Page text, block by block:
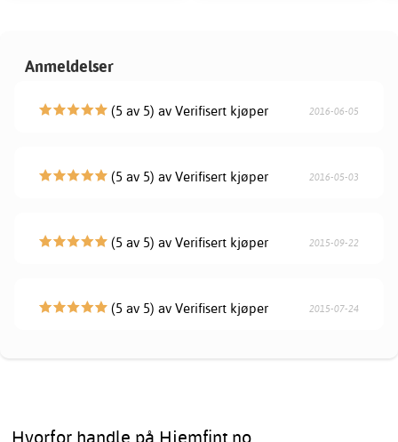
Anmeldelser
(5 av 5) av Verifisert kjøper 2016-06-05
(5 av 5) av Verifisert kjøper 2016-05-03
(5 av 5) av Verifisert kjøper 2015-09-22
(5 av 5) av Verifisert kjøper 2015-07-24
Hvorfor handle på Hjemfint.no